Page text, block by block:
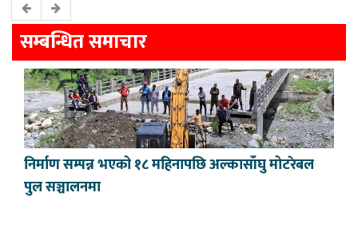
सम्बन्धित समाचार
निर्माण सम्पन्न भएको १८ महिनापछि अल्कासाँघु मोटरेबल
पुल सञ्चालनमा